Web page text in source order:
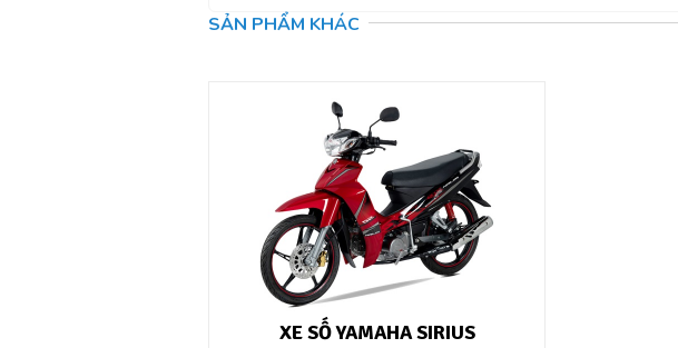
SẢN PHẨM KHÁC
XE SỐ YAMAHA SIRIUS